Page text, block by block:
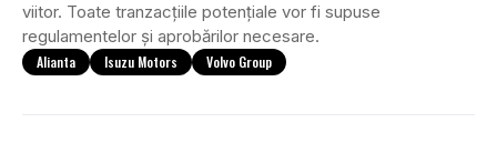
viitor. Toate tranzacțiile potențiale vor fi supuse
regulamentelor și aprobărilor necesare.
Alianta Isuzu Motors Volvo Group